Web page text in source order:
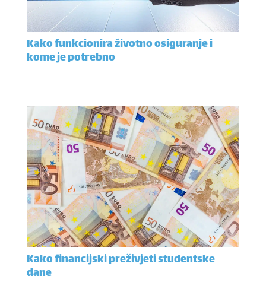
Kako funkcionira životno osiguranje i
kome je potrebno
Kako financijski preživjeti studentske
dane